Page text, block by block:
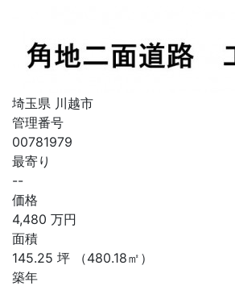
埼玉県 川越市
管理番号
00781979
最寄り
--
価格
4,480 万円
面積
145.25 坪 （480.18㎡）
築年